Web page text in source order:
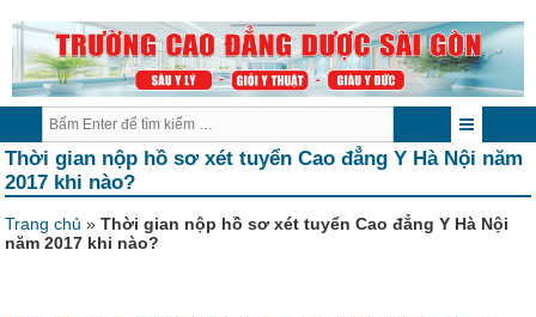
Thời gian nộp hồ sơ xét tuyển Cao đẳng Y Hà Nội năm
2017 khi nào?
Trang chủ »Thời gian nộp hồ sơ xét tuyển Cao đẳng Y Hà Nội
năm 2017 khi nào?